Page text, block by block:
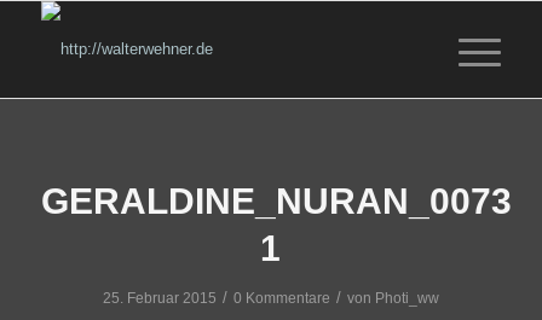
GERALDINE_NURAN_0073
1
25. Februar 2015 / 0 Kommentare / von Photi_ww